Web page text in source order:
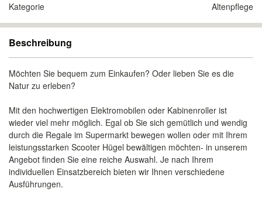
Kategorie Altenpflege
Beschreibung
Möchten Sie bequem zum Einkaufen? Oder lieben Sie es die
Natur zu erleben?
Mit den hochwertigen Elektromobilen oder Kabinenroller ist
wieder viel mehr möglich. Egal ob Sie sich gemütlich und wendig
durch die Regale im Supermarkt bewegen wollen oder mit Ihrem
leistungsstarken Scooter Hügel bewältigen möchten- in unserem
Angebot finden Sie eine reiche Auswahl. Je nach Ihrem
individuellen Einsatzbereich bieten wir Ihnen verschiedene
Ausführungen.